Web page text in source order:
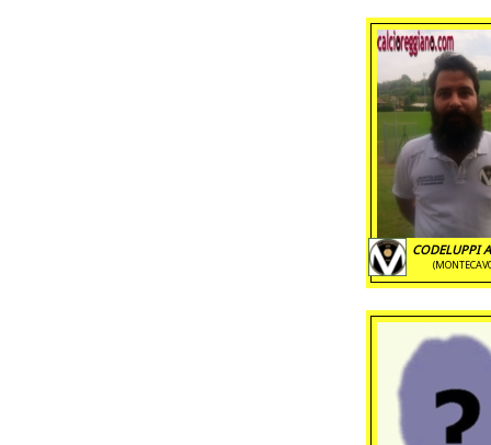
CODELUPPI